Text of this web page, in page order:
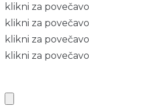
klikni za povečavo
klikni za povečavo
klikni za povečavo
klikni za povečavo